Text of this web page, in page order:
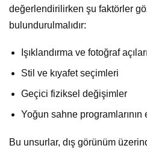
değerlendirilirken şu faktörler
bulundurulmalıdır:
Işıklandırma ve fotoğraf açıları
Stil ve kıyafet seçimleri
Geçici fiziksel değişimler
Yoğun sahne programlarının
Bu unsurlar, dış görünüm